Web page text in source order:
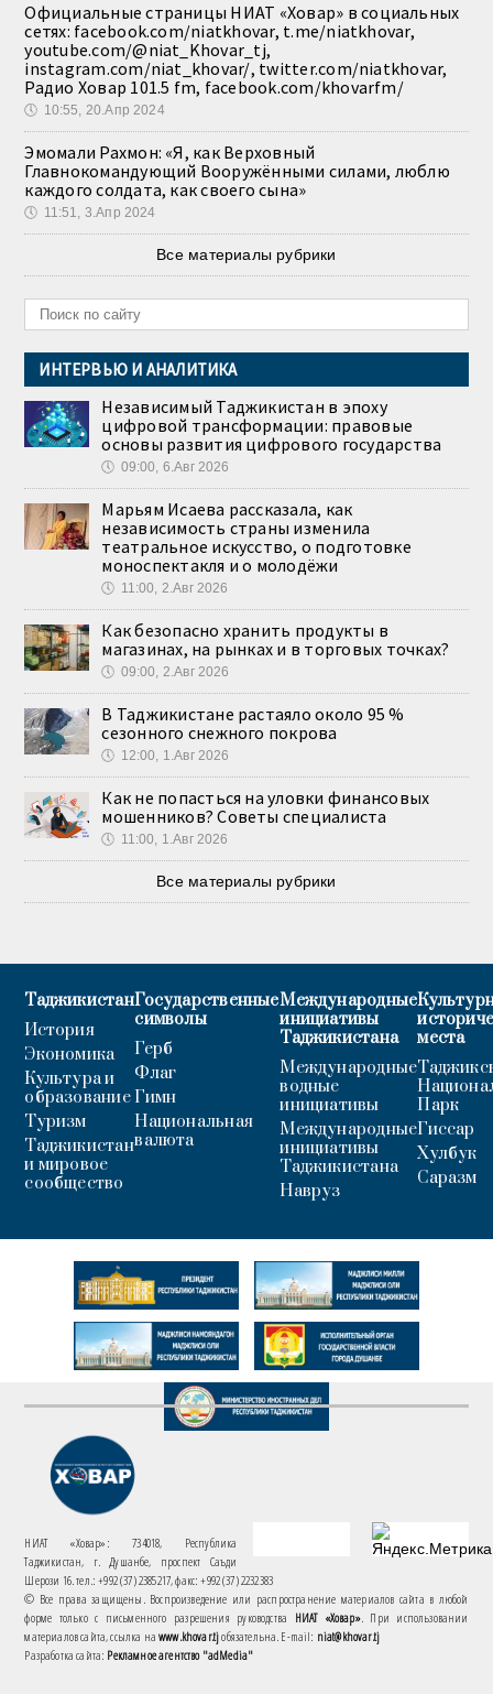
Официальные страницы НИАТ «Ховар» в социальных
сетях: facebook.com/niatkhovar, t.me/niatkhovar,
youtube.com/@niat_Khovar_tj,
instagram.com/niat_khovar/, twitter.com/niatkhovar,
Радио Ховар 101.5 fm, facebook.com/khovarfm/
🕔 10:55, 20.Апр 2024
Эмомали Рахмон: «Я, как Верховный
Главнокомандующий Вооружёнными силами, люблю
каждого солдата, как своего сына»
🕔 11:51, 3.Апр 2024
Все материалы рубрики
ИНТЕРВЬЮ И АНАЛИТИКА
Независимый Таджикистан в эпоху
цифровой трансформации: правовые
основы развития цифрового государства
🕔 09:00, 6.Авг 2026
Марьям Исаева рассказала, как
независимость страны изменила
театральное искусство, о подготовке
моноспектакля и о молодёжи
🕔 11:00, 2.Авг 2026
Как безопасно хранить продукты в
магазинах, на рынках и в торговых точках?
🕔 09:00, 2.Авг 2026
В Таджикистане растаяло около 95 %
сезонного снежного покрова
🕔 12:00, 1.Авг 2026
Как не попасться на уловки финансовых
мошенников? Советы специалиста
🕔 11:00, 1.Авг 2026
Все материалы рубрики
Таджикистан
История
Экономика
Культура и
образование
Туризм
Таджикистан
и мировое
сообщество
Государственные
символы
Герб
Флаг
Гимн
Национальная
валюта
Международные
инициативы
Таджикистана
Международные
водные
инициативы
Международные
инициативы
Таджикистана
Навруз
места
Парк
Гиссар
Хулбук
Саразм
НИАТ «Ховар»: 734018, Республика
Таджикистан, г. Душанбе, проспект Саъди
Шерози 16. тел.: +992 (37) 2385217, факс: +992 (37) 2232383
© Все права защищены. Воспроизведение или распространение материалов сайта в любой
форме только с письменного разрешения руководства НИАТ «Ховар». При использовании
материалов сайта, ссылка наwww.khovar.tjобязательна. E-mail: niat@khovar.tj
Разработка сайта: Рекламное агентство "adMedia"